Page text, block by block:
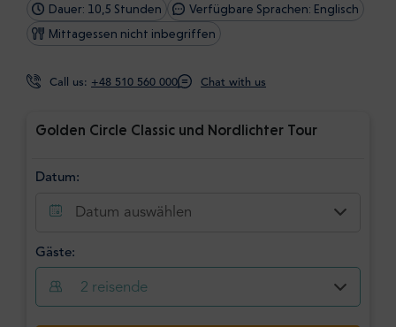
Dauer: 10,5 Stunden
Verfügbare Sprachen: Englisch
Mittagessen nicht inbegriffen
Call us: +48 510 560 000 Chat with us
Golden Circle Classic und Nordlichter Tour
Datum:
Datum auswählen
Gäste:
2 reisende